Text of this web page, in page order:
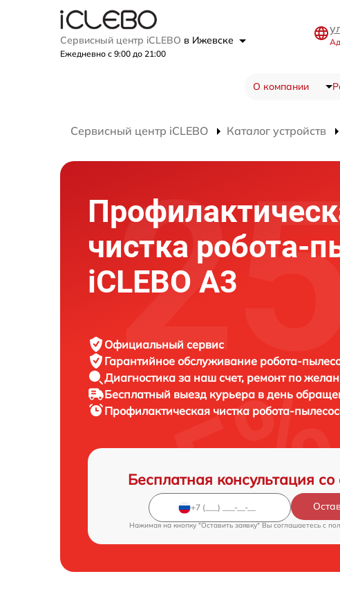
Сервисный центр iCLEBO в Ижевске
Ежедневно с 9:00 до 21:00
О компании
Сервисный центр iCLEBO Каталог устройств
чистка робота-
iCLEBO A3
Официальный сервис
Гарантийное обслуживание робота-
Диагностика за наш счет, ремонт по
Бесплатный выезд курьера в день
Профилактическая чистка робота-
Бесплатная консультация
Нажимая на кнопку "Оставить заявку" Вы соглашаетесь c